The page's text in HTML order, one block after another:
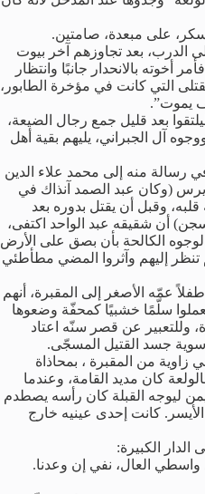
على مبعدة، صامتين.
الدرب، بعد تجاوزهم آخر بيوت
أخوته بالانحدار جانبًا وانتظار
التي كانت في مؤخرة الطابور،
يموت”.
بعد قليل جمع رجال الضيعة،
آل الجبراني، يليهم بقية أهل
رسالة منه إلى محمد علاء الدين
(وكان عبد الصمد آنذاك في
وقبل أن يقتل بدوره بعد
أن شقيقه عبد الواحد اكتفى،
الكالحة بأن بصق على الأرض
تنظر إليهم وآثروا المضي مطأطئي
عمّه الأصغر إلى المقبرة، أنهم
سلّمًا خشبيًا كمحفّة وضعوها
وللتعبير عن قصر سنّه اعتاد
سوية جسد القتيل المسجّى.
زاوية من المقبرة ، بمحاذاة
كان مديد القامة، وعندما
ليوجه القبلة كان رأسه يصطدم
كانت إحدى عينيه خارج
الكبيرة:
واسطي العال، نفي إن وعدنا.